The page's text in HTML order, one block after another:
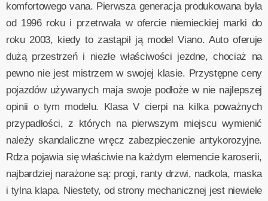
komfortowego vana. Pierwsza generacja produkowana była
od 1996 roku i przetrwała w ofercie niemieckiej marki do
roku 2003, kiedy to zastąpił ją model Viano. Auto oferuje
dużą przestrzeń i niezłe właściwości jezdne, chociaż na
pewno nie jest mistrzem w swojej klasie. Przystępne ceny
pojazdów używanych maja swoje podłoże w nie najlepszej
opinii o tym modelu. Klasa V cierpi na kilka poważnych
przypadłości, z których na pierwszym miejscu wymienić
należy skandaliczne wręcz zabezpieczenie antykorozyjne.
Rdza pojawia się właściwie na każdym elemencie karoserii,
najbardziej narażone są: progi, ranty drzwi, nadkola, maska
i tylna klapa. Niestety, od strony mechanicznej jest niewiele